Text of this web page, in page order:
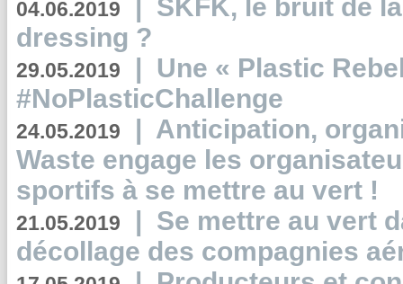
04.06.2019 | SKFK, le bruit de
dressing ?
29.05.2019 | Une « Plastic
#NoPlasticChallenge
24.05.2019 | Anticipation,
Waste engage les
sportifs à se mettre au vert !
21.05.2019 | Se mettre au vert
décollage des compagnies